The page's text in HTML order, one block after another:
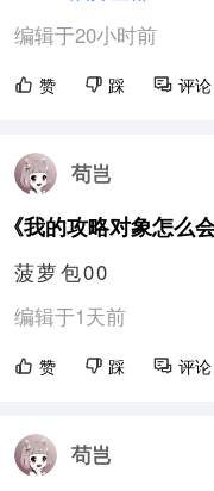
编辑于20小时前
赞 踩 评论
苟岂
《我的攻略对象怎么
菠萝包00
编辑于1天前
赞 踩 评论
苟岂